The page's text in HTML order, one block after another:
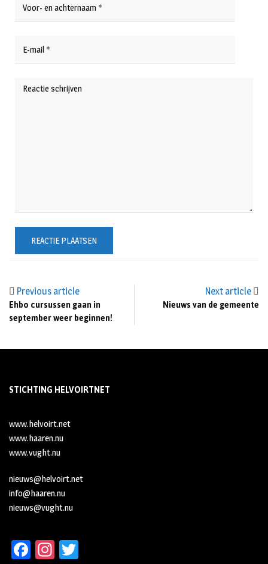
Previous article
Ehbo cursussen gaan in
september weer beginnen!
Next article
Nieuws van de gemeente
STICHTING HELVOIRTNET
www.helvoirt.net
www.haaren.nu
www.vught.nu
nieuws@helvoirt.net
info@haaren.nu
nieuws@vught.nu
Fa In